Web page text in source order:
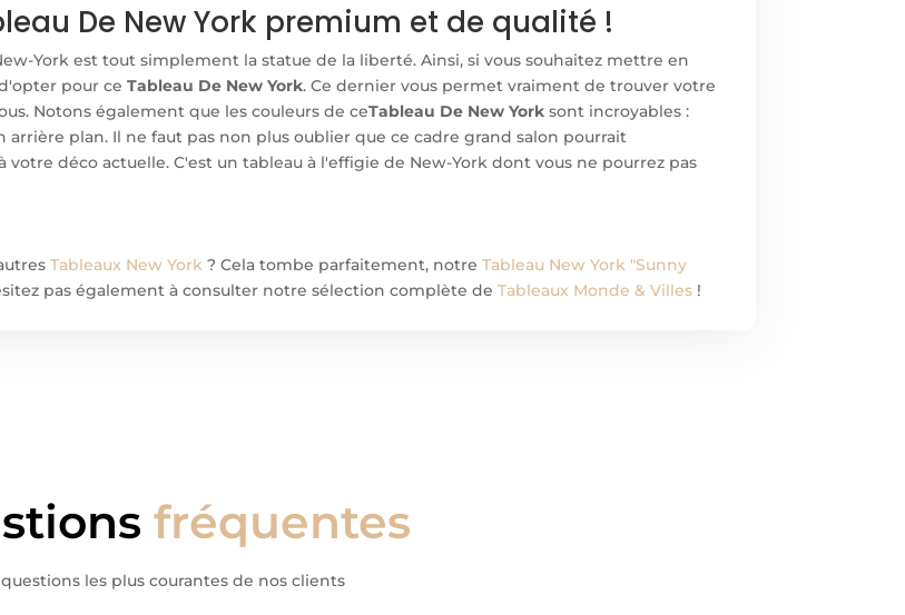
De New York premium et de qualité !
York est tout simplement la statue de la liberté. Ainsi, si vous souhaitez mettre en
pour ceTableau De New York. Ce dernier vous permet vraiment de trouver votre
Notons également que les couleurs de ceTableau De New York sont incroyables :
arrière plan. Il ne faut pas non plus oublier que ce cadre grand salon pourrait
déco actuelle. C'est un tableau à l'effigie de New-York dont vous ne pourrez pas
Tableaux New York ? Cela tombe parfaitement, notreTableau New York "Sunny
pas également à consulter notre sélection complète deTableaux Monde & Villes !
fréquentes
questions les plus courantes de nos clients